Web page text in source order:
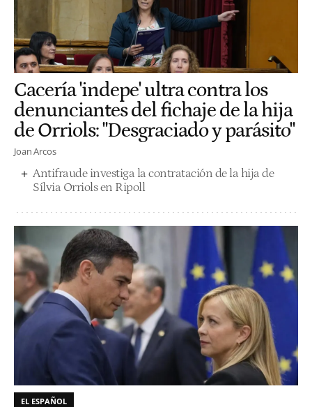
Cacería 'indepe' ultra contra los
denunciantes del fichaje de la hija
de Orriols: "Desgraciado y parásito"
Joan Arcos
Antifraude investiga la contratación de la hija de
Sílvia Orriols en Ripoll
EL ESPAÑOL